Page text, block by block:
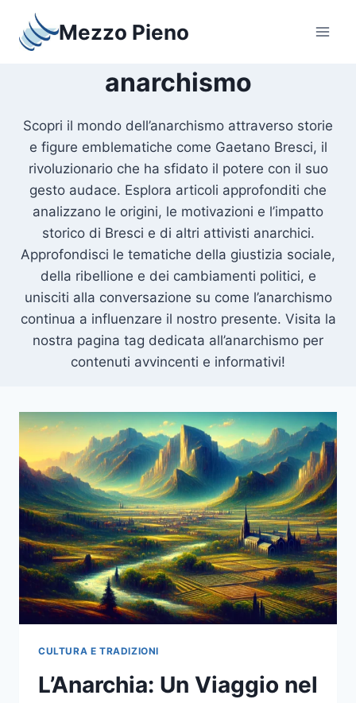
contenuto
Mezzo Pieno
anarchismo
Scopri il mondo dell’anarchismo attraverso storie
e figure emblematiche come Gaetano Bresci, il
rivoluzionario che ha sfidato il potere con il suo
gesto audace. Esplora articoli approfonditi che
analizzano le origini, le motivazioni e l’impatto
storico di Bresci e di altri attivisti anarchici.
Approfondisci le tematiche della giustizia sociale,
della ribellione e dei cambiamenti politici, e
unisciti alla conversazione su come l’anarchismo
continua a influenzare il nostro presente. Visita la
nostra pagina tag dedicata all’anarchismo per
contenuti avvincenti e informativi!
CULTURA E TRADIZIONI
L’Anarchia: Un Viaggio nel